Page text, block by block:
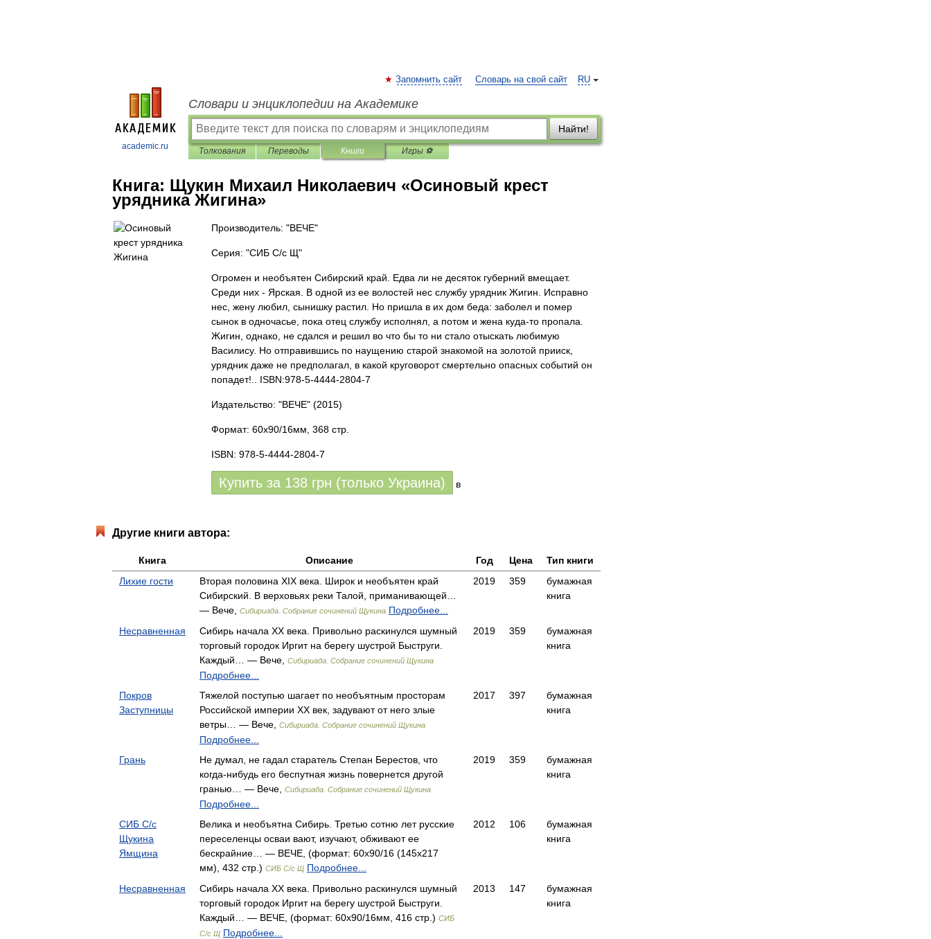
academic.ru
RU
Запомнить сайт Словарь на свой сайт
Словари и энциклопедии на Академике
Найти!
Толкования Переводы Книги Игры ⚽
Книга: Щукин Михаил Николаевич «Осиновый крест
урядника Жигина»
Производитель: "ВЕЧЕ"
Серия: "СИБ С/с Щ"
Огромен и необъятен Сибирский край. Едва ли не десяток губерний вмещает.
Среди них - Ярская. В одной из ее волостей нес службу урядник Жигин. Исправно
нес, жену любил, сынишку растил. Но пришла в их дом беда: заболел и помер
сынок в одночасье, пока отец службу исполнял, а потом и жена куда-то пропала.
Жигин, однако, не сдался и решил во что бы то ни стало отыскать любимую
Василису. Но отправившись по наущению старой знакомой на золотой прииск,
урядник даже не предполагал, в какой круговорот смертельно опасных событий он
попадет!.. ISBN:978-5-4444-2804-7
Издательство: "ВЕЧЕ" (2015)
Формат: 60x90/16мм, 368 стр.
ISBN: 978-5-4444-2804-7
Купить за 138 грн (только Украина) в
Другие книги автора:
Книга Описание Год Цена
Тип книги
Лихие гости
Вторая половина XIX века. Широк и необъятен край
Сибирский. В верховьях реки Талой, приманивающей…
— Вече,
Сибириада. Собрание сочинений Щукина Подробнее...
2019 359
бумажная
книга
Несравненная
Сибирь начала XX века. Привольно раскинулся шумный
торговый городок Иргит на берегу шустрой Быструги.
Каждый… — Вече,
Сибириада. Собрание сочинений Щукина
Подробнее...
2019 359
бумажная
книга
Покров
Заступницы
Тяжелой поступью шагает по необъятным просторам
Российской империи XX век, задувают от него злые
ветры… — Вече,
Сибириада. Собрание сочинений Щукина
Подробнее...
2017 397
бумажная
книга
Грань
Не думал, не гадал старатель Степан Берестов, что
когда-нибудь его беспутная жизнь повернется другой
гранью… — Вече,
Сибириада. Собрание сочинений Щукина
Подробнее...
2019 359
бумажная
книга
СИБ С/с
Щукина
Ямщина
Велика и необъятна Сибирь. Третью сотню лет русские
переселенцы осваи вают, изучают, обживают ее
бескрайние… — ВЕЧЕ, (формат: 60x90/16 (145х217
мм), 432 стр.) СИБ С/с Щ Подробнее...
2012 106
бумажная
книга
Несравненная
Сибирь начала XX века. Привольно раскинулся шумный
торговый городок Иргит на берегу шустрой Быструги.
Каждый… — ВЕЧЕ, (формат: 60x90/16мм, 416 стр.) СИБ
С/с Щ Подробнее...
2013 147
бумажная
книга